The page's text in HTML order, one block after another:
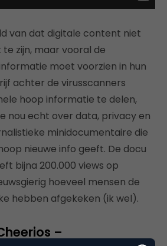
van dat digitale content niet
zijn, maar vooral de
moet voorzien in hun
achter de virusscanners
hoop informatie te delen,
nou echt over data, privacy en
minidocumentaire die
nieuwe info geeft. De docu
bijna 200.000 views op
hoeveel mensen de
hebben afgekeken (ik wel).
–